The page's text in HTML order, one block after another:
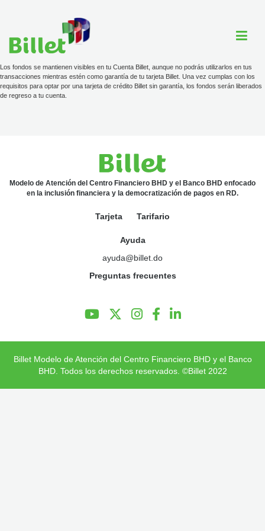
Cuenta Billet
Preguntas Frecuentes
Los fondos se mantienen visibles en tu Cuenta Billet, aunque no podrás utilizarlos en tus
transacciones mientras estén como garantía de tu tarjeta Billet. Una vez cumplas con los
requisitos para optar por una tarjeta de crédito Billet sin garantía, los fondos serán liberados
de regreso a tu cuenta.
Modelo de Atención del Centro Financiero BHD y el Banco BHD enfocado
en la inclusión financiera y la democratización de pagos en RD.
Tarjeta Tarifario
Ayuda
ayuda@billet.do
Preguntas frecuentes
Billet Modelo de Atención del Centro Financiero BHD y el Banco
BHD. Todos los derechos reservados. ©Billet 2022